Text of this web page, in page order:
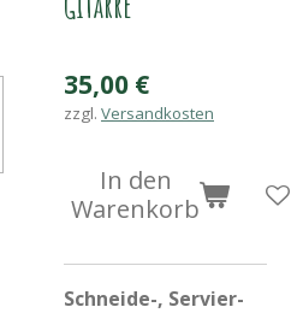
35,00 €
zzgl. Versandkosten
In den
Warenkorb
Schneide-, Servier-